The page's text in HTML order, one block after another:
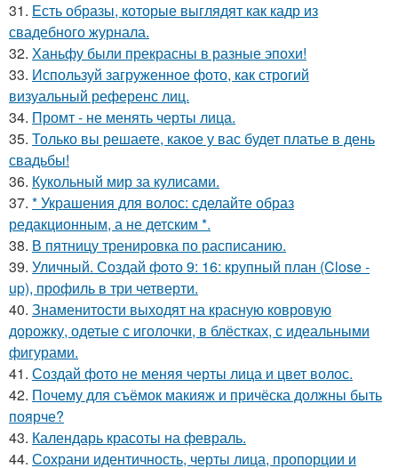
31. Есть образы, которые выглядят как кадр из
свадебного журнала.
32. Ханьфу были прекрасны в разные эпохи!
33. Используй загруженное фото, как строгий
визуальный референс лиц.
34. Промт - не менять черты лица.
35. Только вы решаете, какое у вас будет платье в день
свадьбы!
36. Кукольный мир за кулисами.
37. * Украшения для волос: сделайте образ
редакционным, а не детским *.
38. В пятницу тренировка по расписанию.
39. Уличный. Создай фото 9: 16: крупный план (Close -
up), профиль в три четверти.
40. Знаменитости выходят на красную ковровую
дорожку, одетые с иголочки, в блёстках, с идеальными
фигурами.
41. Создай фото не меняя черты лица и цвет волос.
42. Почему для съёмок макияж и причёска должны быть
поярче?
43. Календарь красоты на февраль.
44. Сохрани идентичность, черты лица, пропорции и